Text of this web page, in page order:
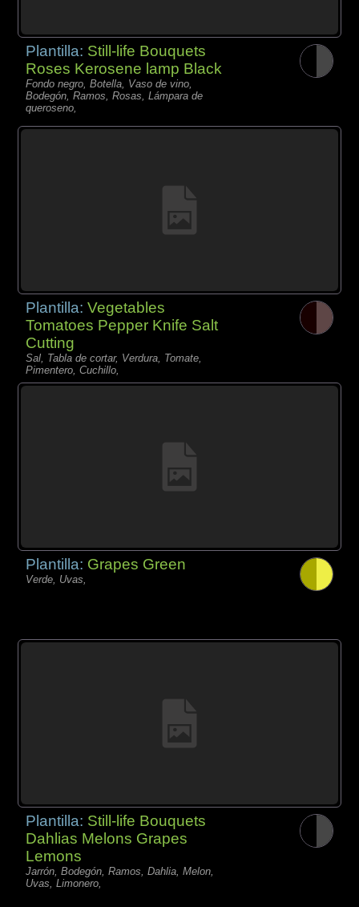
Plantilla: Still-life Bouquets
Roses Kerosene lamp Black
Fondo negro, Botella, Vaso de vino,
Bodegón, Ramos, Rosas, Lámpara de
queroseno,
Plantilla:Vegetables
Tomatoes Pepper Knife Salt
Cutting
Sal, Tabla de cortar, Verdura, Tomate,
Pimentero, Cuchillo,
Plantilla: Grapes Green
Verde, Uvas,
Plantilla: Still-life Bouquets
Dahlias Melons Grapes
Lemons
Jarrón, Bodegón, Ramos, Dahlia, Melon,
Uvas, Limonero,